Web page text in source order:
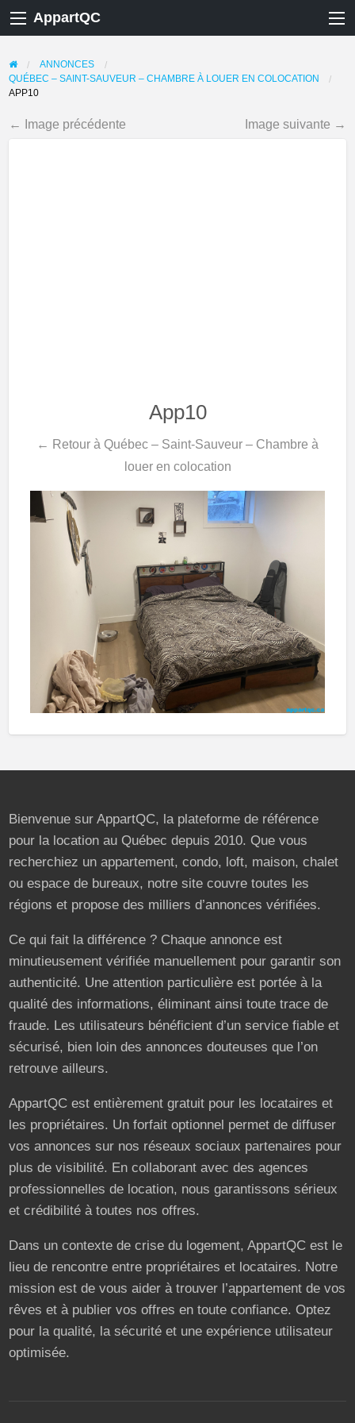
AppartQC
ANNONCES
QUÉBEC – SAINT-SAUVEUR – CHAMBRE À LOUER EN COLOCATION
APP10
← Image précédente Image suivante →
App10
← Retour à Québec – Saint-Sauveur – Chambre à
louer en colocation
Bienvenue sur AppartQC, la plateforme de référence
pour la location au Québec depuis 2010. Que vous
recherchiez un appartement, condo, loft, maison, chalet
ou espace de bureaux, notre site couvre toutes les
régions et propose des milliers d’annonces vérifiées.
Ce qui fait la différence ? Chaque annonce est
minutieusement vérifiée manuellement pour garantir son
authenticité. Une attention particulière est portée à la
qualité des informations, éliminant ainsi toute trace de
fraude. Les utilisateurs bénéficient d’un service fiable et
sécurisé, bien loin des annonces douteuses que l’on
retrouve ailleurs.
AppartQC est entièrement gratuit pour les locataires et
les propriétaires. Un forfait optionnel permet de diffuser
vos annonces sur nos réseaux sociaux partenaires pour
plus de visibilité. En collaborant avec des agences
professionnelles de location, nous garantissons sérieux
et crédibilité à toutes nos offres.
Dans un contexte de crise du logement, AppartQC est le
lieu de rencontre entre propriétaires et locataires. Notre
mission est de vous aider à trouver l’appartement de vos
rêves et à publier vos offres en toute confiance. Optez
pour la qualité, la sécurité et une expérience utilisateur
optimisée.